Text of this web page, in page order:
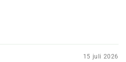
15 juli 2026